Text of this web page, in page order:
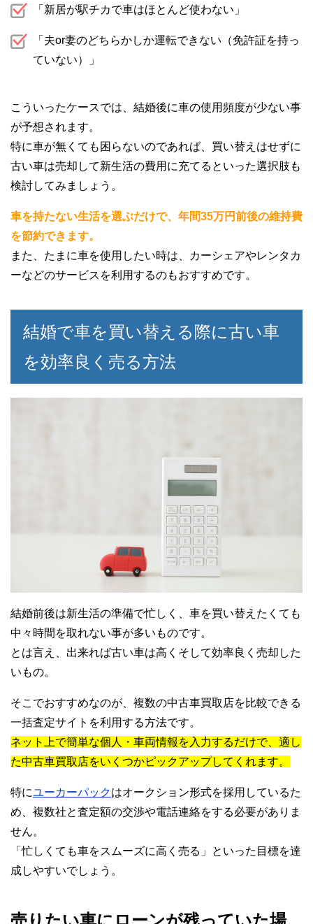
「新居が駅チカで車はほとんど使わない」
「夫or妻のどちらかしか運転できない（免許証を持っ
ていない）」
こういったケースでは、結婚後に車の使用頻度が少ない事
が予想されます。
特に車が無くても困らないのであれば、買い替えはせずに
古い車は売却して新生活の費用に充てるといった選択肢も
検討してみましょう。
車を持たない生活を選ぶだけで、年間35万円前後の維持費
を節約できます。
また、たまに車を使用したい時は、カーシェアやレンタカ
ーなどのサービスを利用するのもおすすめです。
結婚で車を買い替える際に古い車
を効率良く売る方法
結婚前後は新生活の準備で忙しく、車を買い替えたくても
中々時間を取れない事が多いものです。
とは言え、出来れば古い車は高くそして効率良く売却した
いもの。
そこでおすすめなのが、複数の中古車買取店を比較できる
一括査定サイトを利用する方法です。
ネット上で簡単な個人・車両情報を入力するだけで、適し
た中古車買取店をいくつかピックアップしてくれます。
特にユーカーパックはオークション形式を採用しているた
め、複数社と査定額の交渉や電話連絡をする必要がありま
せん。
「忙しくても車をスムーズに高く売る」といった目標を達
成しやすいでしょう。